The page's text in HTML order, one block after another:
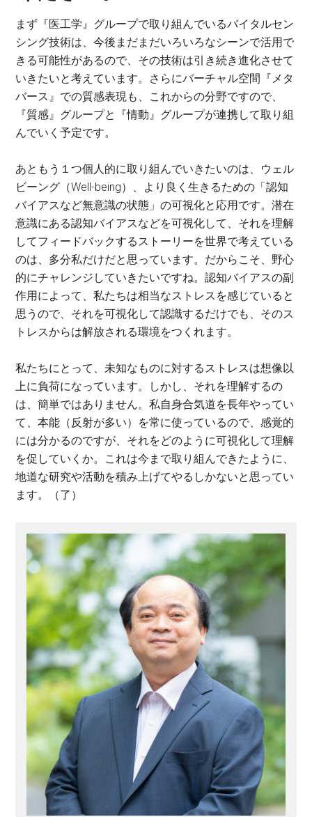
まず『医工学』グループで取り組んでいるバイタルセン
シング技術は、今後まだまだいろいろなシーンで活用で
きる可能性があるので、その技術は引き続き進化させて
いきたいと考えています。さらにバーチャル空間『メタ
バース』での質感表現も、これからの分野ですので、
『質感』グループと『情動』グループが連携して取り組
んでいく予定です。
あともう１つ個人的に取り組んでいきたいのは、ウェル
ビーング（Well-being）、より良く生きるための「認知
バイアスなど無意識の状態」の可視化と応用です。潜在
意識にある認知バイアスなどを可視化して、それを理解
してフィードバックするストーリーを世界で考えている
のは、多分私だけだと思っています。だからこそ、野心
的にチャレンジしていきたいですね。認知バイアスの副
作用によって、私たちは相当なストレスを感じていると
思うので、それを可視化して認識するだけでも、そのス
トレスからは解放される環境をつくれます。
私たちにとって、未知なものに対するストレスは想像以
上に負荷になっています。しかし、それを理解するの
は、簡単ではありません。私自身合気道を長年やってい
て、本能（反射が多い）を常に使っているので、感覚的
には分かるのですが、それをどのように可視化して理解
を促していくか。これは今まで取り組んできたように、
地道な研究や活動を積み上げてやるしかないと思ってい
ます。（了）